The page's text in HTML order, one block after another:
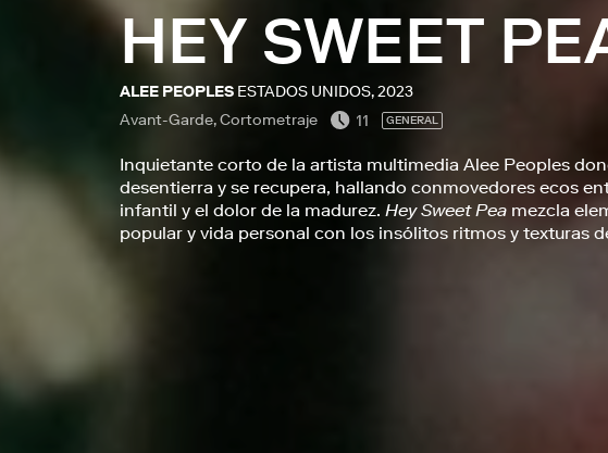
HEY SWEET
ALEE PEOPLES ESTADOS UNIDOS, 2023
Avant-Garde, Cortometraje
11 GENERAL
Inquietante corto de la artista multimedia Alee Peoples
desentierra y se recupera, hallando conmovedores ecos
infantil y el dolor de la madurez. Hey Sweet Pea mezcla
popular y vida personal con los insólitos ritmos y texturas